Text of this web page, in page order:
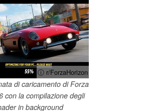
ⓘ r/ForzaHorizon
di caricamento di Forza
con la compilazione degli
in background